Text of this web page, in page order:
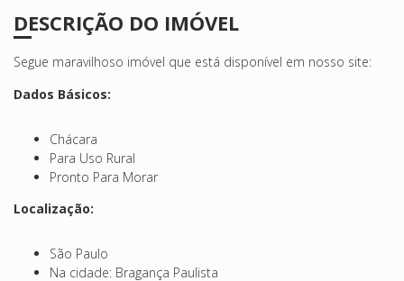
DESCRIÇÃO DO IMÓVEL
Segue maravilhoso imóvel que está disponível em nosso site:
Dados Básicos:
Chácara
Para Uso Rural
Pronto Para Morar
Localização:
São Paulo
Na cidade: Bragança Paulista